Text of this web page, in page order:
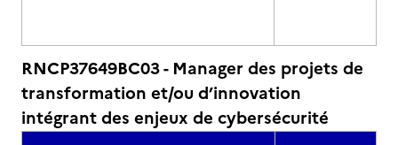
RNCP37649BC03 - Manager des projets de
transformation et/ou d’innovation
intégrant des enjeux de cybersécurité